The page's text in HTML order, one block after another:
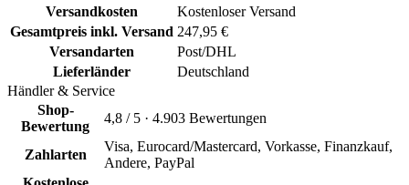
Versandkosten
Kostenloser Versand
Gesamtpreis inkl. Versand 247,95 €
Versandarten
Post/DHL
Lieferländer
Deutschland
Händler & Service
Shop-
Bewertung
4,8 / 5 · 4.903 Bewertungen
Zahlarten
Visa, Eurocard/Mastercard, Vorkasse, Finanzkauf,
Andere, PayPal